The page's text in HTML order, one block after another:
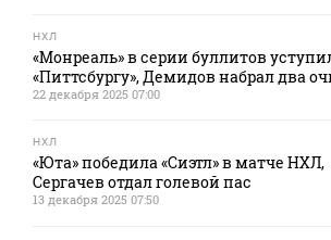
НХЛ
«Монреаль» в серии буллитов
«Питтсбургу», Демидов набрал два
22 декабря 2025 07:00
НХЛ
«Юта» победила «Сиэтл» в матче НХЛ,
Сергачев отдал голевой пас
13 декабря 2025 07:50